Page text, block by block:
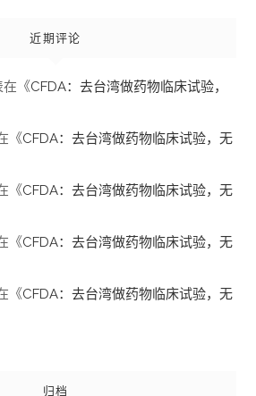
近期评论
在《CFDA：去台湾做药物临床试验，
《CFDA：去台湾做药物临床试验，无
《CFDA：去台湾做药物临床试验，无
《CFDA：去台湾做药物临床试验，无
《CFDA：去台湾做药物临床试验，无
归档